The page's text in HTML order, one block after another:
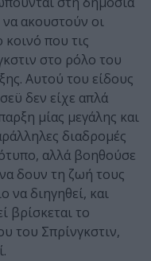
ακουστούν οι
κοινό που τις
στο ρόλο του
Αυτού του είδους
δεν είχε απλά
μίας μεγάλης και
διαδρομές
αλλά βοηθούσε
να δουν τη ζωή τους
να διηγηθεί, και
βρίσκεται το
του Σπρίνγκστιν,